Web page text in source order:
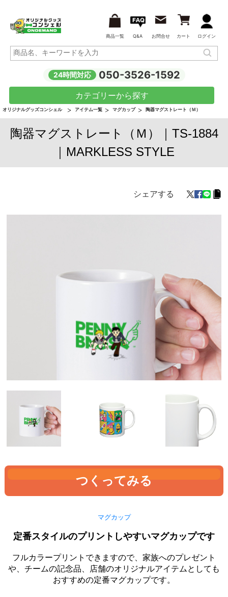
商品一覧 Q&A お問合せ カート ログイン
24時間対応 050-3526-1592
カテゴリーから探す
オリジナルグッズコンシェル アイテム一覧 マグカップ 陶器マグストレート（Ｍ）
陶器マグストレート（Ｍ）｜TS-1884
｜MARKLESS STYLE
シェアする
つくってみる
マグカップ
定番スタイルのプリントしやすいマグカップです
フルカラープリントできますので、家族へのプレゼント
や、チームの記念品、店舗のオリジナルアイテムとしても
おすすめの定番マグカップです。